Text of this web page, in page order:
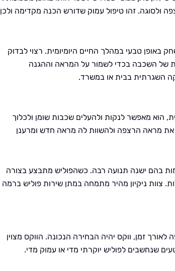
זהו טיפול עמוק שדורש הכנה מקדימה ולכן
באופן טבעי במהלך החיים היומיומית. רצוי לבדוק
של השכבה בכדי לשמור על המראה וההגנה
השגרתית בבית או במשרד.
הוא מאפשר לנקות ולהעלים שכבות שומן ולכלוך
את מראה הרצפה ולהשוות לה מראה חדש ומרענן
בהם ישנה תנועה רבה. כשהפוליש מתבצע בצורה
צוות ניקיון מהיר מתמחה במתן שירות פוליש ברמה
זמן, ווקס יהיה הבחירה הנכונה. הווקס מצוין
שנחשבים לפוליש יוקרתי מדי או עמוק מדי.